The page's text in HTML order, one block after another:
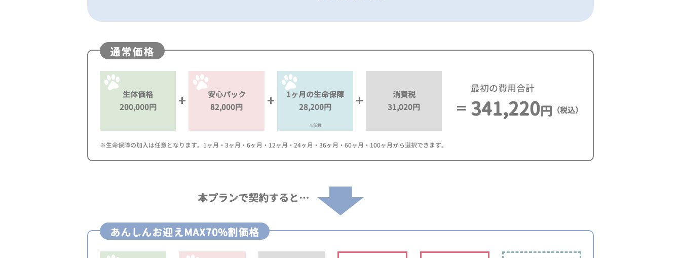
通常価格
生体価格
200,000円
安心パック
82,000円
1ヶ月の生命保障
28,200円
※任意
消費税
31,020円
最初の費用合計
341,220円 （税込）
※生命保障の加入は任意となります。1ヶ月・3ヶ月・6ヶ月・12ヶ月・24ヶ月・36ヶ月・60ヶ月・100ヶ月から選択できます。
本プランで契約すると…
あんしんお迎えMAX70%割価格